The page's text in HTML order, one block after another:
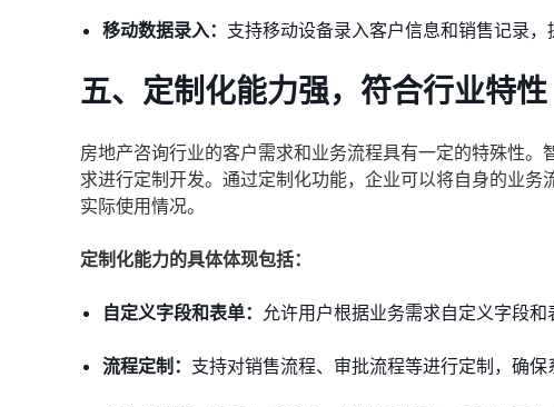
移动数据录入： 支持移动设备录入客户信息和销售记录，
五、定制化能力强，符合行业特性
房地产咨询行业的客户需求和业务流程具有一定的特殊性
求进行定制开发。通过定制化功能，企业可以将自身的业
实际使用情况。
定制化能力的具体体现包括：
自定义字段和表单： 允许用户根据业务需求自定义字段和
流程定制： 支持对销售流程、审批流程等进行定制，确保